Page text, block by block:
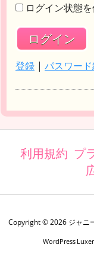
ログイン状態
登録 | パスワー
利用規約 プ
Copyright ©2026 ジャニ
WordPress